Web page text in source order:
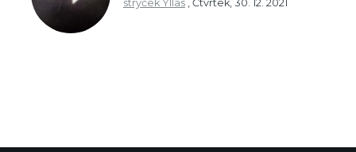
strýček Yllas Čtvrtek, 30. 12. 2021